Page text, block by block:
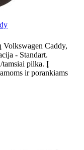
Caddy,
- Standart.
tamsiai pilka. Į
ir porankiams